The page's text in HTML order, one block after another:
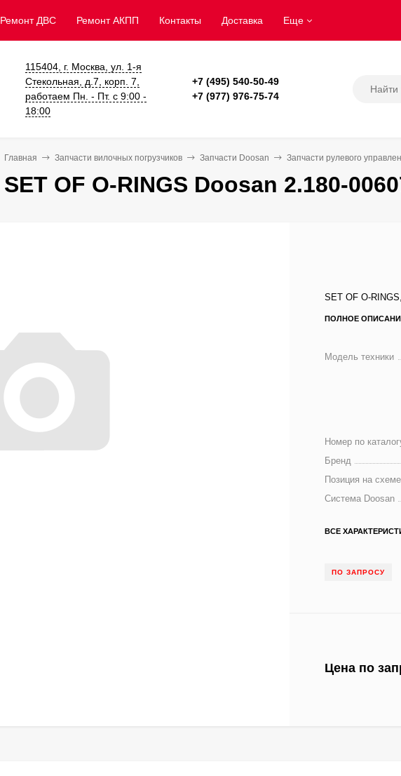
​Ремонт ДВС Ремонт АКПП Контакты Доставка Еще
115404, г. Москва, ул. 1-я
Стекольная, д.7, корп. 7,
работаем Пн. - Пт. с 9:00 -
18:00
+7 (495) 540-50-49
+7 (977) 976-75-74
Главная Запчасти вилочных погрузчиков Запчасти Doosan Запчасти рулевого
SET OF O-RINGS Doosan 2.180-
SET OF O-
ПОЛНОЕ
Модель техники
Номер по
Бренд
Позиция на
Система Doosan
ВСЕ
ПО ЗАПРОСУ
Цена по